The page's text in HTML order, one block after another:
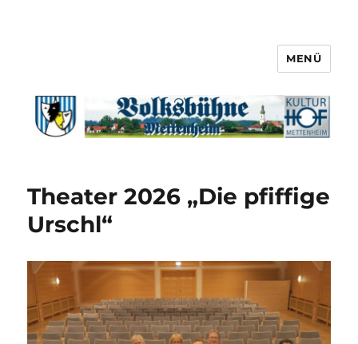
MENÜ
Theater 2026 „Die pfiffige
Urschl“